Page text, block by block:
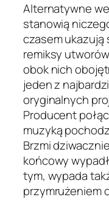
Alternatywne
stanowią
czasem ukazują
remiksy
obok nich
jeden z
oryginalnych
Producent
muzyką
Brzmi
końcowy
tym, wypada
przymrużeniem